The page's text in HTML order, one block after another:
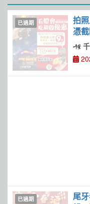
已過期
拍
憑
已過期
尾
折價卷
線上DM
找菜單
品牌總覽